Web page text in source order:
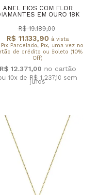
ANEL FIOS COM FLOR
EM OURO 18K
R$ 11.133,90 à vista
Parcelado, Pix, uma vez no
de crédito ou Boleto (10%
Off)
R$ 19.189,00
12.371,00
10x de R$ 1.237,10 sem
juros